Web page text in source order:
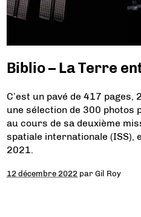
Biblio – La Terre
C’est un pavé de 417
une sélection de 300 photos
au cours de sa deuxième
spatiale internationale (ISS),
2021.
12 décembre 2022 parGil Roy